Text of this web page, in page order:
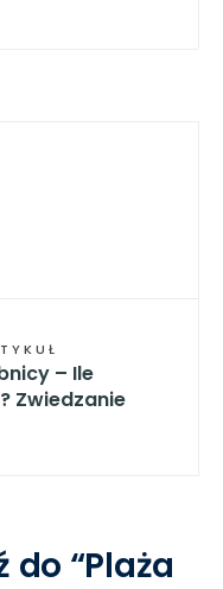
– Ile
Zwiedzanie
“Plaża